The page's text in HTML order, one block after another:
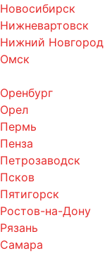
Новосибирск
Нижневартовск
Нижний Новгород
Омск
Оренбург
Орел
Пермь
Пенза
Петрозаводск
Псков
Пятигорск
Ростов-на-Дону
Рязань
Самара